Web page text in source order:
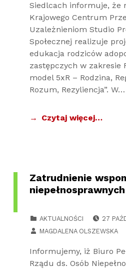
Siedlcach informuje, że
Krajowego Centrum
Uzależnieniom Studio
Społecznej realizuje
edukacja rodziców
zastępczych w zakresie
model 5xR – Rodzina,
Rozum, Rezyliencja”. W…
Czytaj więcej…
Zatrudnienie
niepełnosprawnych
AKTUALNOŚCI
27
MAGDALENA OLSZEWSKA
Informujemy, iż Biuro
Rządu ds. Osób